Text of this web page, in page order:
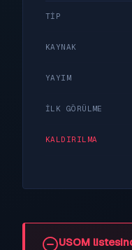
TIP
KAYNAK
YAYIM
İLK GÖRÜLME
KALDIRILMA
USOM